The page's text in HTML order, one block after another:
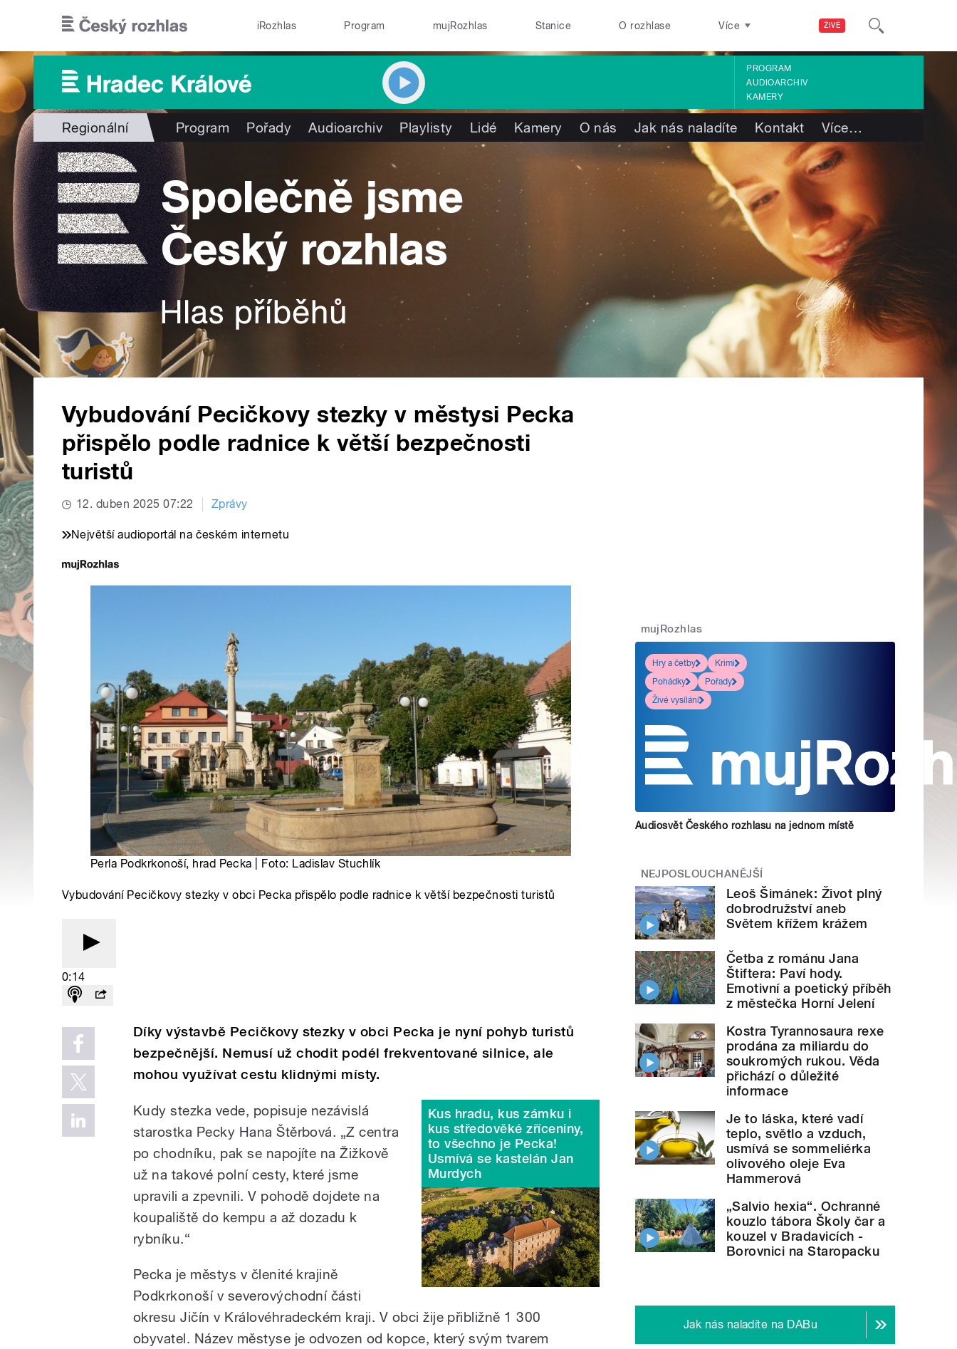
ŽIVĚ
iRozhlas Program mujRozhlas Stanice O rozhlase Více
PROGRAM
AUDIOARCHIV
KAMERY
Regionální Program Pořady Audioarchiv Playlisty Lidé Kamery O nás Jak nás naladíte Kontakt Více…
Vybudování Pecičkovy stezky v městysi Pecka
přispělo podle radnice k větší bezpečnosti
turistů
12. duben 2025 07:22 Zprávy
Největší audioportál na českém internetu
Perla Podkrkonoší, hrad Pecka | Foto: Ladislav Stuchlík
Vybudování Pecičkovy stezky v obci Pecka přispělo podle radnice k větší bezpečnosti turistů
0:14
Díky výstavbě Pecičkovy stezky v obci Pecka je nyní pohyb turistů
bezpečnější. Nemusí už chodit podél frekventované silnice, ale
mohou využívat cestu klidnými místy.
Kus hradu, kus zámku i
kus středověké zříceniny,
to všechno je Pecka!
Usmívá se kastelán Jan
Murdych
Kudy stezka vede, popisuje nezávislá
starostka Pecky Hana Štěrbová. „Z centra
po chodníku, pak se napojíte na Žižkově
už na takové polní cesty, které jsme
upravili a zpevnili. V pohodě dojdete na
koupaliště do kempu a až dozadu k
rybníku.“
Pecka je městys v členité krajině
Podkrkonoší v severovýchodní části
okresu Jičín v Královéhradeckém kraji. V obci žije přibližně 1 300
obyvatel. Název městyse je odvozen od kopce, který svým tvarem
mujRozhlas
Hry a četby
Krimi
Pohádky
Pořady
Živé vysílání
Audiosvět Českého rozhlasu na jednom místě
NEJPOSLOUCHANĚJŠÍ
Leoš Šimánek: Život plný
dobrodružství aneb
Světem křížem krážem
Četba z románu Jana
Štiftera: Paví hody.
Emotivní a poetický příběh
z městečka Horní Jelení
Kostra Tyrannosaura rexe
prodána za miliardu do
soukromých rukou. Věda
přichází o důležité
informace
Je to láska, které vadí
teplo, světlo a vzduch,
usmívá se sommeliérka
olivového oleje Eva
Hammerová
„Salvio hexia“. Ochranné
kouzlo tábora Školy čar a
kouzel v Bradavicích -
Borovnici na Staropacku
Jak nás naladíte na DABu